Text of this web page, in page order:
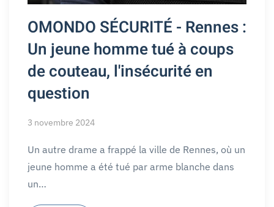
OMONDO SÉCURITÉ - Rennes :
Un jeune homme tué à coups
de couteau, l'insécurité en
question
3 novembre 2024
Un autre drame a frappé la ville de Rennes, où un
jeune homme a été tué par arme blanche dans
un…